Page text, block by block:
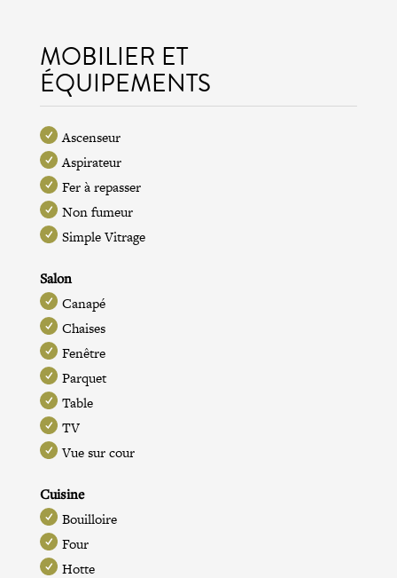
MOBILIER ET
ÉQUIPEMENTS
Ascenseur
Aspirateur
Fer à repasser
Non fumeur
Simple Vitrage
Salon
Canapé
Chaises
Fenêtre
Parquet
Table
TV
Vue sur cour
Cuisine
Bouilloire
Four
Hotte